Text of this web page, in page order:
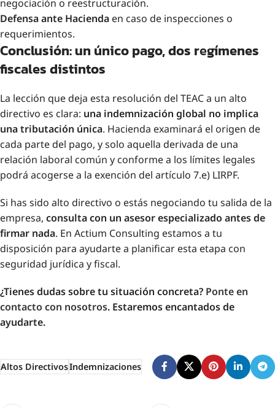
negociación o reestructuración.
Defensa ante Hacienda en caso de inspecciones o
requerimientos.
Conclusión: un único pago, dos regímenes
fiscales distintos
La lección que deja esta resolución del TEAC a un alto
directivo es clara: una indemnización global no implica
una tributación única. Hacienda examinará el origen de
cada parte del pago, y solo aquella derivada de una
relación laboral común y conforme a los límites legales
podrá acogerse a la exención del artículo 7.e) LIRPF.
Si has sido alto directivo o estás negociando tu salida de la
empresa, consulta con un asesor especializado antes de
firmar nada. En Actium Consulting estamos a tu
disposición para ayudarte a planificar esta etapa con
seguridad jurídica y fiscal.
¿Tienes dudas sobre tu situación concreta? Ponte en
contacto con nosotros. Estaremos encantados de
ayudarte.
Altos DirectivosIndemnizaciones